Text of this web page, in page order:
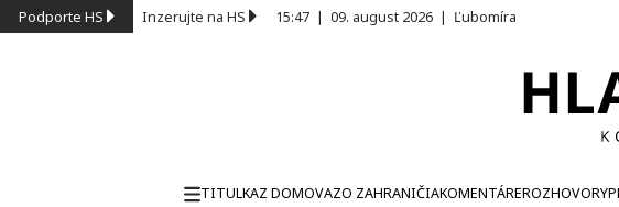
Podporte HS Inzerujte na HS 15:47 | 09. august 2026 | Ľubomíra
TITULKAZ DOMOVAZO ZAHRANIČIAKOMENTÁREROZHOVORY